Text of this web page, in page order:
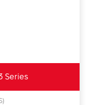
Series